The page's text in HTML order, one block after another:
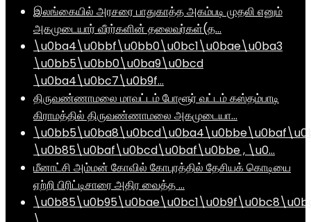
இலங்கையில் அரசரை பாதுகாத்த அகம்படி முதலி எனும்
அகமுடையார் வீரர்களின் தலைவர்கள்(த…
\u0ba4\u0bbf\u0bb0\u0bc1\u0bae\u0ba3
\u0bb5\u0bb0\u0ba9\u0bcd
\u0ba4\u0bc7\u0b9f…
திருவண்ணாமலை மாவட்டம் போளூர் வட்டம் கஸ்தம்பாடி
கிராமத்தில் திருவண்ணாமலை அகமுடையா…
\u0b85\u0baf\u0bcd\u0baf\u0bbe , \u0…
மீனாட்சி அம்மன் கோவில் கோபுரத்தில் தேசியக் கொடியை
ஏற்றி பிரிட்டிசாரை அதிர வைத்த …